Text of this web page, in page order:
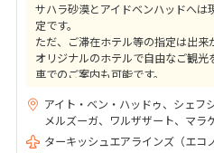
サハラ砂漠とアイドベンハッドへは
定です。
ただ、ご滞在ホテル等の指定は出来
オリジナルのホテルで自由なご観
車でのご案内も可能です。
アイト・ベン・ハッドゥ、シェフ
メルズーガ、ワルザザート、マラ
ターキッシュエアラインズ（エコ